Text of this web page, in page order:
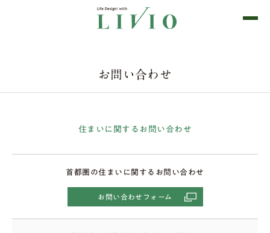
お問い合わせ
住まいに関するお問い合わせ
首都圏の住まいに関するお問い合わせ
お問い合わせフォーム